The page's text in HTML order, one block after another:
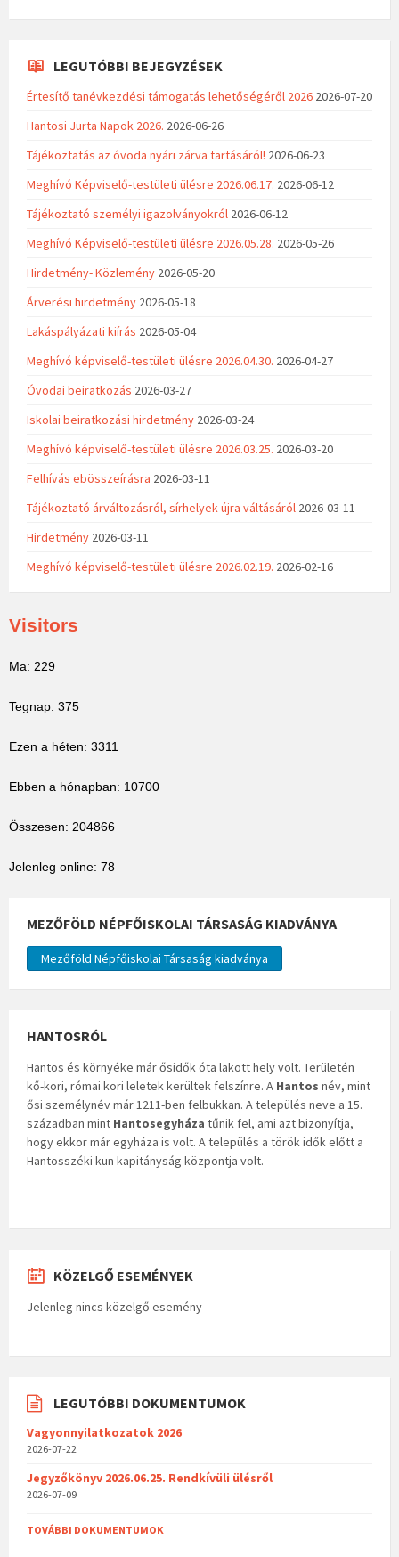
LEGUTÓBBI BEJEGYZÉSEK
Értesítő tanévkezdési támogatás lehetőségéről 2026 2026-07-20
Hantosi Jurta Napok 2026. 2026-06-26
Tájékoztatás az óvoda nyári zárva tartásáról! 2026-06-23
Meghívó Képviselő-testületi ülésre 2026.06.17. 2026-06-12
Tájékoztató személyi igazolványokról 2026-06-12
Meghívó Képviselő-testületi ülésre 2026.05.28. 2026-05-26
Hirdetmény- Közlemény 2026-05-20
Árverési hirdetmény 2026-05-18
Lakáspályázati kiírás 2026-05-04
Meghívó képviselő-testületi ülésre 2026.04.30. 2026-04-27
Óvodai beiratkozás 2026-03-27
Iskolai beiratkozási hirdetmény 2026-03-24
Meghívó képviselő-testületi ülésre 2026.03.25. 2026-03-20
Felhívás ebösszeírásra 2026-03-11
Tájékoztató árváltozásról, sírhelyek újra váltásáról 2026-03-11
Hirdetmény 2026-03-11
Meghívó képviselő-testületi ülésre 2026.02.19. 2026-02-16
Visitors
Ma: 229
Tegnap: 375
Ezen a héten: 3311
Ebben a hónapban: 10700
Összesen: 204866
Jelenleg online: 78
MEZŐFÖLD NÉPFŐISKOLAI TÁRSASÁG KIADVÁNYA
Mezőföld Népfőiskolai Társaság kiadványa
HANTOSRÓL
Hantos és környéke már ősidők óta lakott hely volt. Területén
kő-kori, római kori leletek kerültek felszínre. A Hantos név, mint
ősi személynév már 1211-ben felbukkan. A település neve a 15.
században mint Hantosegyháza tűnik fel, ami azt bizonyítja,
hogy ekkor már egyháza is volt. A település a török idők előtt a
Hantosszéki kun kapitányság központja volt.
KÖZELGŐ ESEMÉNYEK
Jelenleg nincs közelgő esemény
LEGUTÓBBI DOKUMENTUMOK
Vagyonnyilatkozatok 2026
2026-07-22
Jegyzőkönyv 2026.06.25. Rendkívüli ülésről
2026-07-09
TOVÁBBI DOKUMENTUMOK